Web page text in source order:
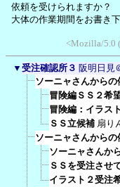
依頼を受けられま
大体の作業期間をお書き
<Mozilla/5.0
▼ 受注確認所３ 阪明日見
ソーニャさんから
冒険編ＳＳ２希
冒険編：イラス
ＳＳ立候補 扇り
ソーニャさんから
ソーニャさんか
ＳＳを受注させ
イラスト２受注